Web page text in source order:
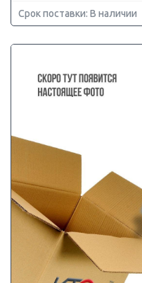
Срок поставки: В наличии